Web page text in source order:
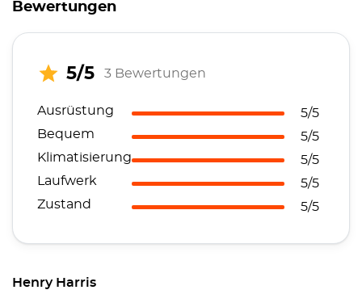
Bewertungen
5/5 3 Bewertungen
Ausrüstung
5/5
Bequem
5/5
Klimatisierung
5/5
Laufwerk
5/5
Zustand
5/5
Henry Harris